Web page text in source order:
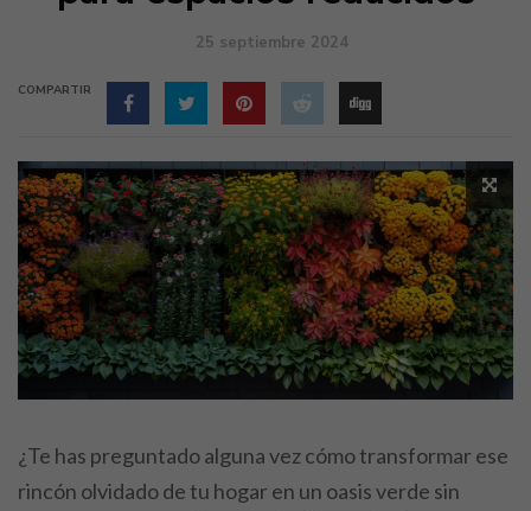
25 septiembre 2024
COMPARTIR
¿Te has preguntado alguna vez cómo transformar ese
rincón olvidado de tu hogar en un oasis verde sin